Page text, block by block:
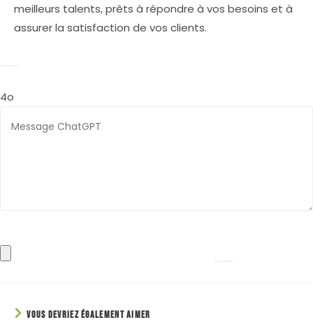
meilleurs talents, prêts à répondre à vos besoins et à
assurer la satisfaction de vos clients.
4o
VOUS DEVRIEZ ÉGALEMENT AIMER